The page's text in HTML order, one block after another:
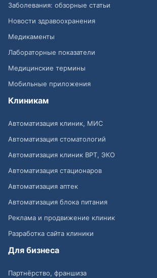
Заболевания: обзорные статьи
Новости здравоохранения
Медикаменты
Лабораторные показатели
Медицинские термины
Мобильные приложения
Клиникам
Автоматизация клиник, МИС
Автоматизация стоматологий
Автоматизация клиник ВРТ, ЭКО
Автоматизация стационаров
Автоматизация аптек
Автоматизация блока питания
Реклама и продвижение клиник
Разработка сайта клиники
Для бизнеса
Партнёрство, франшиза